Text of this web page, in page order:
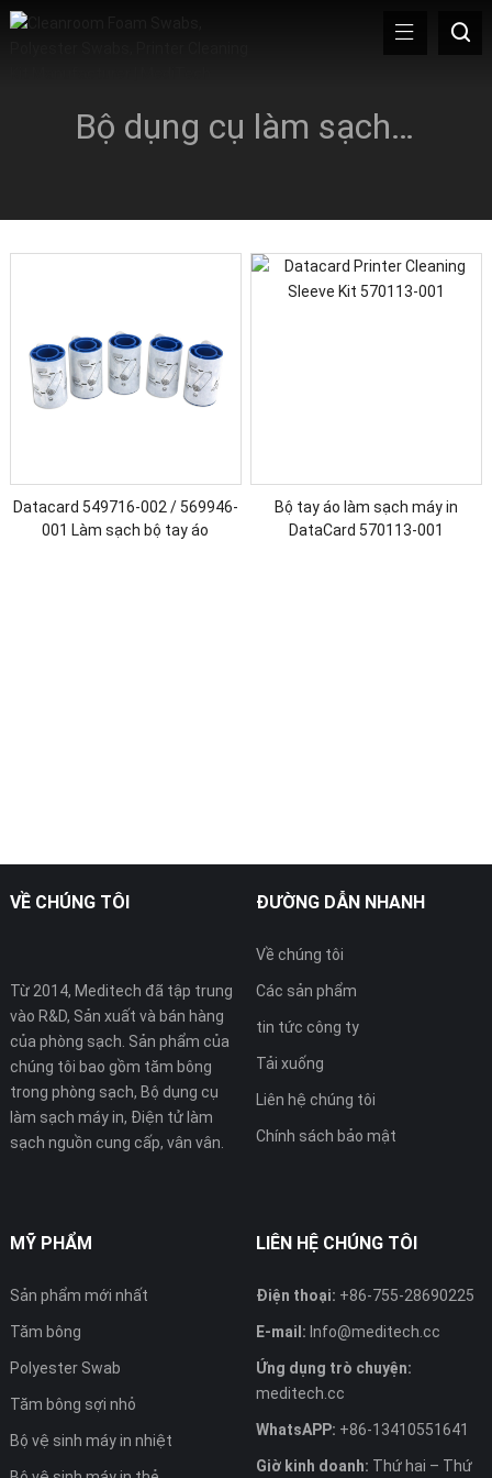
Bộ dụng cụ làm sạch Datacard
Datacard 549716-002 / 569946-
001 Làm sạch bộ tay áo
Bộ tay áo làm sạch máy in
DataCard 570113-001
VỀ CHÚNG TÔI
Từ 2014, Meditech đã tập trung
vào R&D, Sản xuất và bán hàng
của phòng sạch. Sản phẩm của
chúng tôi bao gồm tăm bông
trong phòng sạch, Bộ dụng cụ
làm sạch máy in, Điện tử làm
sạch nguồn cung cấp, vân vân.
ĐƯỜNG DẪN NHANH
Về chúng tôi
Các sản phẩm
tin tức công ty
Tải xuống
Liên hệ chúng tôi
Chính sách bảo mật
MỸ PHẨM
Sản phẩm mới nhất
Tăm bông
Polyester Swab
Tăm bông sợi nhỏ
Bộ vệ sinh máy in nhiệt
LIÊN HỆ CHÚNG TÔI
Điện thoại: +86-755-28690225
E-mail: Info@meditech.cc
Ứng dụng trò chuyện:
meditech.cc
WhatsAPP: +86-13410551641
Giờ kinh doanh: Thứ hai – Thứ